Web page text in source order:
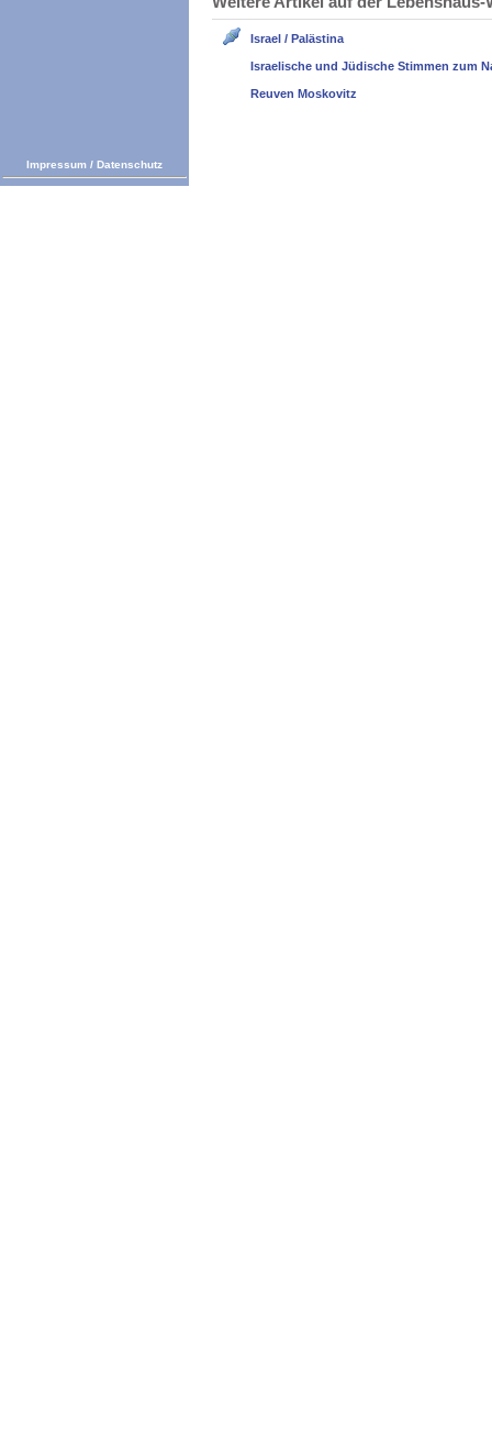
Israel / Palästina
Israelische und Jüdische Stimmen zum
Reuven Moskovitz
Impressum / Datenschutz